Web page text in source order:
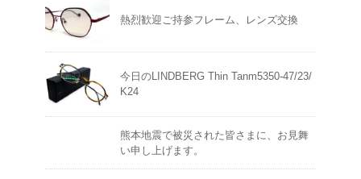
熱烈歓迎ご持参フレーム、レンズ交換
今日のLINDBERG Thin Tanm5350-47/23/
K24
熊本地震で被災された皆さまに、お見舞
い申し上げます。